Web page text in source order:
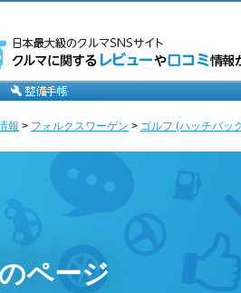
報 > フォルクスワーゲン > ゴルフ (ハッチバッ
ページ